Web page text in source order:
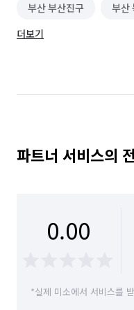
부산 부산진구 부산
부산 사하구
부산 해운대구
더보기
파트너 서비스의
0.00
*실제 미소에서 서비스를